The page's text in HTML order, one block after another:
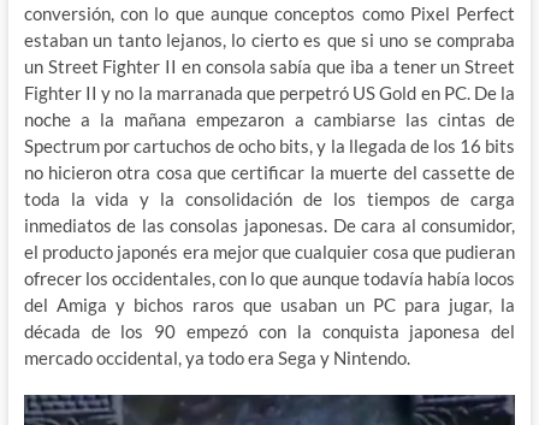
conversión, con lo que aunque conceptos como Pixel Perfect
estaban un tanto lejanos, lo cierto es que si uno se compraba
un Street Fighter II en consola sabía que iba a tener un Street
Fighter II y no la marranada que perpetró US Gold en PC. De la
noche a la mañana empezaron a cambiarse las cintas de
Spectrum por cartuchos de ocho bits, y la llegada de los 16 bits
no hicieron otra cosa que certificar la muerte del cassette de
toda la vida y la consolidación de los tiempos de carga
inmediatos de las consolas japonesas. De cara al consumidor,
el producto japonés era mejor que cualquier cosa que pudieran
ofrecer los occidentales, con lo que aunque todavía había locos
del Amiga y bichos raros que usaban un PC para jugar, la
década de los 90 empezó con la conquista japonesa del
mercado occidental, ya todo era Sega y Nintendo.